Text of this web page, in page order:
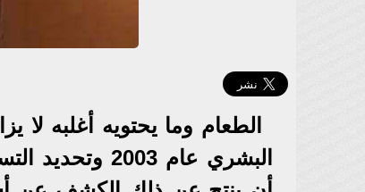
الطعام وما يحتويه أغلبه
البشري عام